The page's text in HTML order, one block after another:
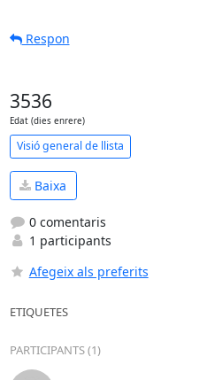
Respon
3536
Edat (dies enrere)
Visió general de llista
Baixa
0 comentaris
1 participants
Afegeix als preferits
ETIQUETES
PARTICIPANTS (1)